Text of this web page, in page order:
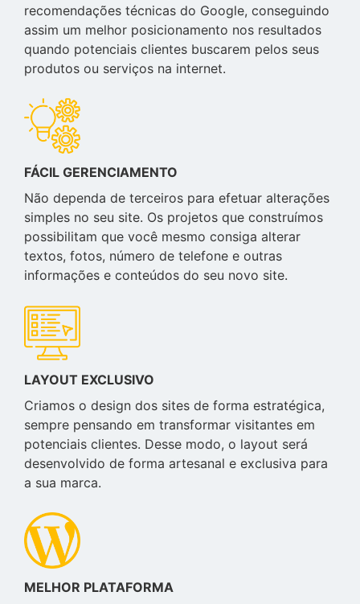
recomendações técnicas do Google, conseguindo
assim um melhor posicionamento nos resultados
quando potenciais clientes buscarem pelos seus
produtos ou serviços na internet.
FÁCIL GERENCIAMENTO
Não dependa de terceiros para efetuar alterações
simples no seu site. Os projetos que construímos
possibilitam que você mesmo consiga alterar
textos, fotos, número de telefone e outras
informações e conteúdos do seu novo site.
LAYOUT EXCLUSIVO
Criamos o design dos sites de forma estratégica,
sempre pensando em transformar visitantes em
potenciais clientes. Desse modo, o layout será
desenvolvido de forma artesanal e exclusiva para
a sua marca.
MELHOR PLATAFORMA